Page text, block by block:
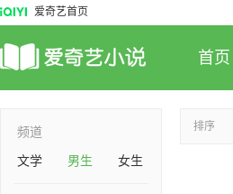
爱奇艺首页
首页
频道
文学
男生 女生
排序